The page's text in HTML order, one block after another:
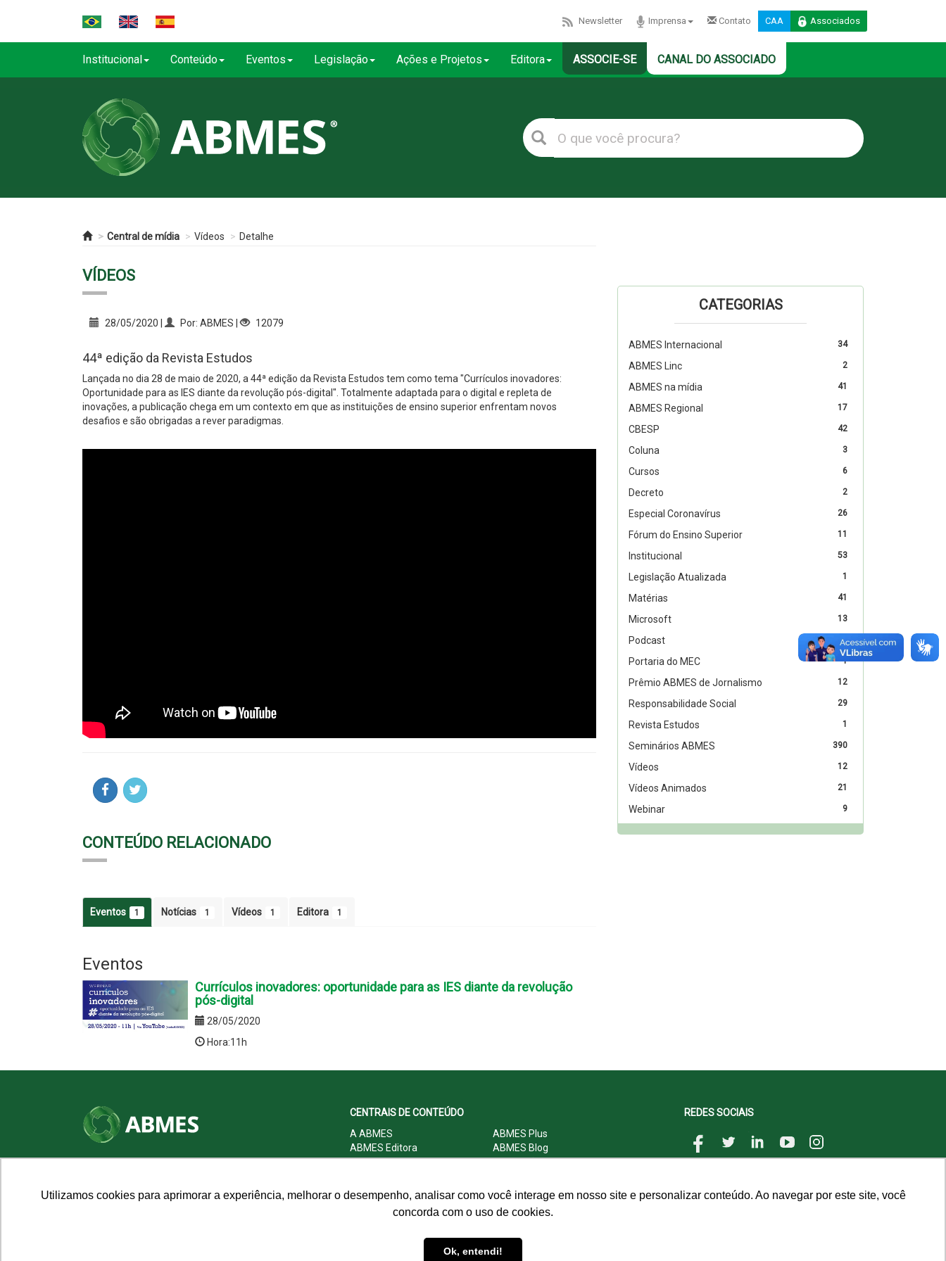
Utilizamos cookies para aprimorar a experiência, melhorar o desempenho, analisar como você interage em nosso site e personalizar conteúdo. Ao navegar por este site, você
concorda com o uso de cookies.
Ok, entendi!
Newsletter Imprensa Contato CAA Associados
Institucional Conteúdo Eventos Legislação Ações e Projetos Editora ASSOCIE-SE CANAL DO ASSOCIADO
Central de mídia Vídeos Detalhe
VÍDEOS
28/05/2020 | Por: ABMES | 12079
44ª edição da Revista Estudos
Lançada no dia 28 de maio de 2020, a 44ª edição da Revista Estudos tem como tema "Currículos inovadores:
Oportunidade para as IES diante da revolução pós-digital". Totalmente adaptada para o digital e repleta de
inovações, a publicação chega em um contexto em que as instituições de ensino superior enfrentam novos
desafios e são obrigadas a rever paradigmas.
CONTEÚDO RELACIONADO
Eventos 1 Notícias 1 Vídeos 1 Editora 1
Eventos
Currículos inovadores: oportunidade para as IES diante da revolução
pós-digital
28/05/2020
Hora:11h
CATEGORIAS
34
ABMES Internacional
2
ABMES Linc
41
ABMES na mídia
17
ABMES Regional
42
CBESP
3
Coluna
6
Cursos
2
Decreto
26
Especial Coronavírus
11
Fórum do Ensino Superior
53
Institucional
1
Legislação Atualizada
41
Matérias
13
Microsoft
5
Podcast
1
Portaria do MEC
12
Prêmio ABMES de Jornalismo
29
Responsabilidade Social
1
Revista Estudos
390
Seminários ABMES
12
Vídeos
21
Vídeos Animados
9
Webinar
CEP: 70.701-060 - Asa Norte, Brasília/DF
CENTRAIS DE CONTEÚDO
A ABMES
ABMES Plus
ABMES Editora
ABMES Blog
ABMES LInC
Legislação
Central do Associado ABMES
Contato
REDES SOCIAIS
© 2009 - 2026 ABMES. Todos os direitos reservados.